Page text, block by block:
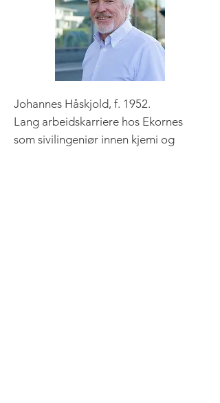
Johannes Håskjold, f. 1952.
Lang arbeidskarriere hos Ekornes
som sivilingeniør innen kjemi og